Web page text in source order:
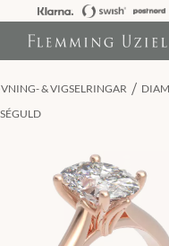
& VIGSELRINGAR